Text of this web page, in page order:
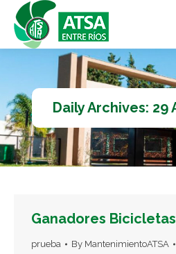
Daily Archives: 29
Ganadores
prueba By MantenimientoATSA